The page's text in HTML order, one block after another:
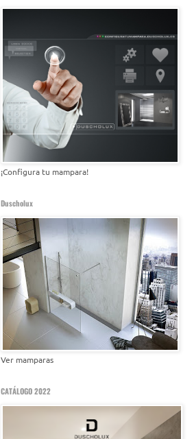
¡Configura tu mampara!
Duscholux
Ver mamparas
CATÁLOGO 2022